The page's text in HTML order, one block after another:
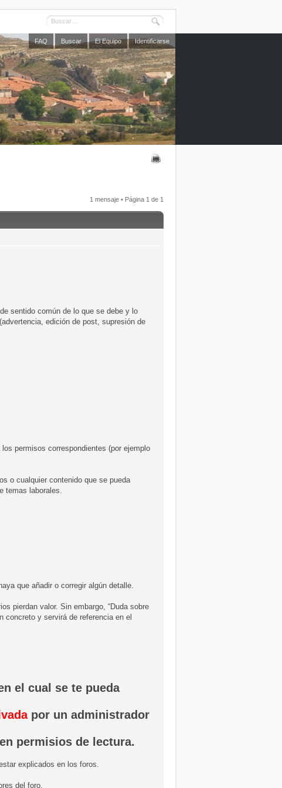
FAQ Buscar El Equipo Identificarse
1 mensaje • Página 1 de 1
sentido común de lo que se debe y lo
edición de post, supresión de
permisos correspondientes (por ejemplo
o cualquier contenido que se pueda
temas laborales.
que añadir o corregir algún detalle.
pierdan valor. Sin embargo, “Duda sobre
concreto y servirá de referencia en el
el cual se te pueda
por un administrador
permisios de lectura.
explicados en los foros.
del foro.